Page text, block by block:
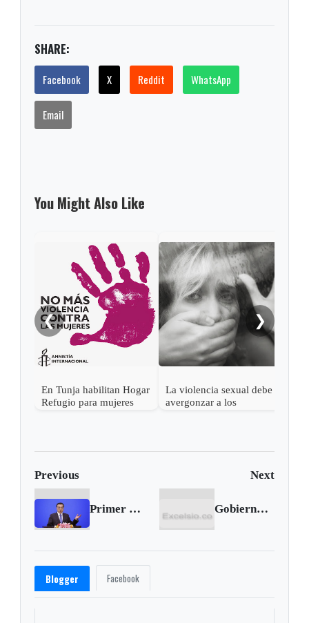
SHARE:
Facebook X Reddit WhatsApp
Email
You Might Also Like
❮
En Tunja habilitan Hogar
Refugio para mujeres
La violencia sexual debe
avergonzar a los
❯
Previous Next
Primer Ministro de China visita Colombia desde el próximo jueves Gobierno hizo enroque entre Mindefensa y embajada en Estados Unidos
Blogger Facebook